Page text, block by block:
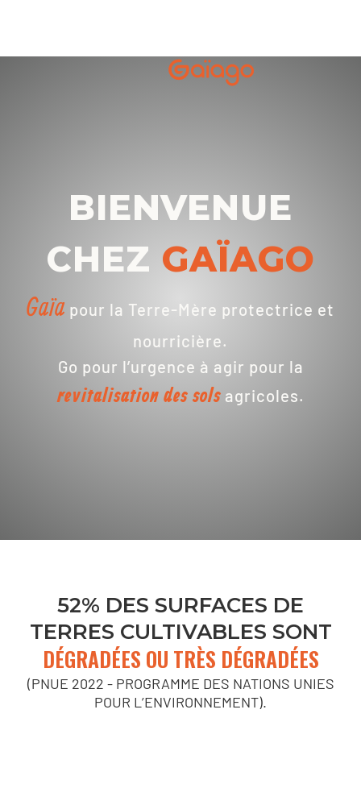
BIENVENUE
CHEZ GAÏAGO
Gaïa pour la Terre-Mère protectrice et
nourricière.
Go pour l’urgence à agir pour la
revitalisation des solsagricoles.
52% DES SURFACES DE
TERRES CULTIVABLES SONT
DÉGRADÉES OU TRÈS DÉGRADÉES
(PNUE 2022 - PROGRAMME DES NATIONS UNIES
POUR L’ENVIRONNEMENT).